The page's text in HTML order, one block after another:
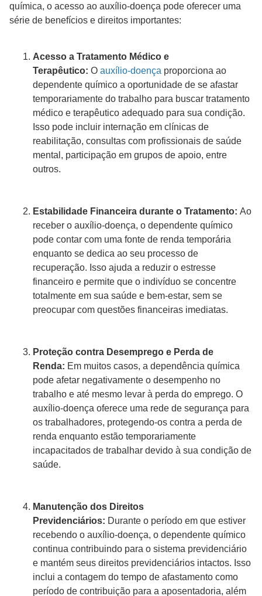
química, o acesso ao auxílio-doença pode oferecer uma
série de benefícios e direitos importantes:
Acesso a Tratamento Médico e
Terapêutico: O auxílio-doença proporciona ao
dependente químico a oportunidade de se afastar
temporariamente do trabalho para buscar tratamento
médico e terapêutico adequado para sua condição.
Isso pode incluir internação em clínicas de
reabilitação, consultas com profissionais de saúde
mental, participação em grupos de apoio, entre
outros.
Estabilidade Financeira durante o Tratamento: Ao
receber o auxílio-doença, o dependente químico
pode contar com uma fonte de renda temporária
enquanto se dedica ao seu processo de
recuperação. Isso ajuda a reduzir o estresse
financeiro e permite que o indivíduo se concentre
totalmente em sua saúde e bem-estar, sem se
preocupar com questões financeiras imediatas.
Proteção contra Desemprego e Perda de
Renda: Em muitos casos, a dependência química
pode afetar negativamente o desempenho no
trabalho e até mesmo levar à perda do emprego. O
auxílio-doença oferece uma rede de segurança para
os trabalhadores, protegendo-os contra a perda de
renda enquanto estão temporariamente
incapacitados de trabalhar devido à sua condição de
saúde.
Manutenção dos Direitos
Previdenciários: Durante o período em que estiver
recebendo o auxílio-doença, o dependente químico
continua contribuindo para o sistema previdenciário
e mantém seus direitos previdenciários intactos. Isso
inclui a contagem do tempo de afastamento como
período de contribuição para a aposentadoria, além